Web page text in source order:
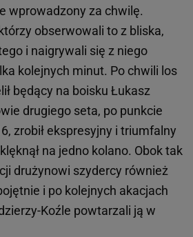
wprowadzony za chwilę.
obserwowali to z bliska,
i naigrywali się z niego
kolejnych minut. Po chwili los
będący na boisku Łukasz
drugiego seta, po punkcie
zrobił ekspresyjny i triumfalny
na jedno kolano. Obok tak
drużynowi szydercy również
i po kolejnych akacjach
Koźle powtarzali ją w